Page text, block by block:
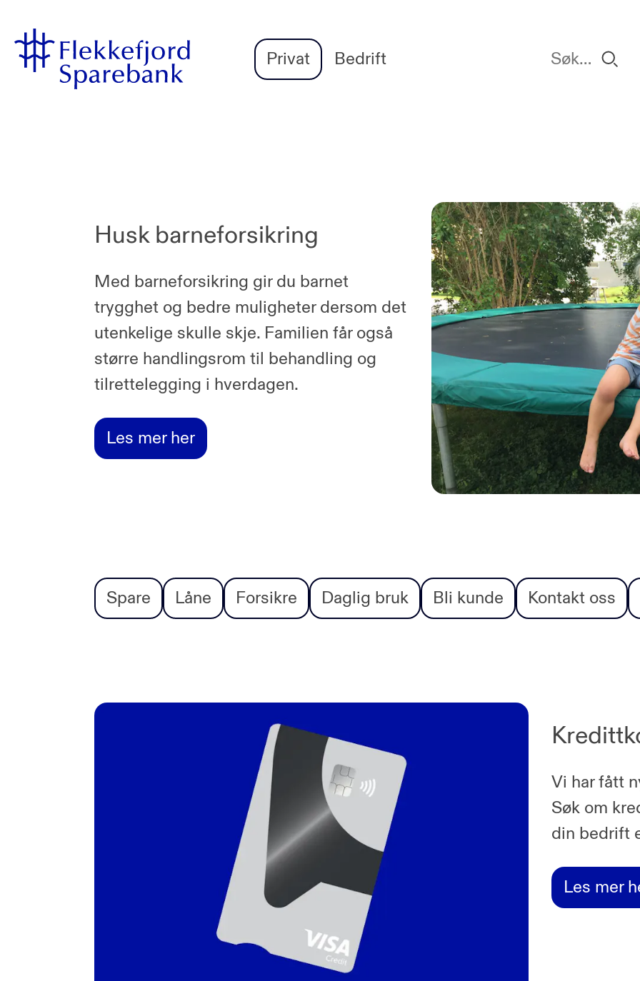
Sparebank
Privat
Bedrift
Husk barneforsikring
Med barneforsikring gir du barnet
trygghet og bedre muligheter dersom det
utenkelige skulle skje. Familien får også
større handlingsrom til behandling og
tilrettelegging i hverdagen.
Les mer her
Spare Låne Forsikre Daglig bruk Bli kunde Kontakt oss
Vi har fått
Søk om
din bedrift
Les mer
Miljøfyrtårn-